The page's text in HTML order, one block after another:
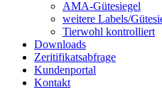
AMA-Gütesiegel
weitere Labels/
Tierwohl kontrolliert
Downloads
Zeritifikatsabfrage
Kundenportal
Kontakt